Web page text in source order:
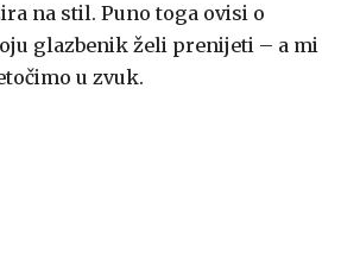
na stil. Puno toga ovisi o
glazbenik želi prenijeti – a mi
u zvuk.